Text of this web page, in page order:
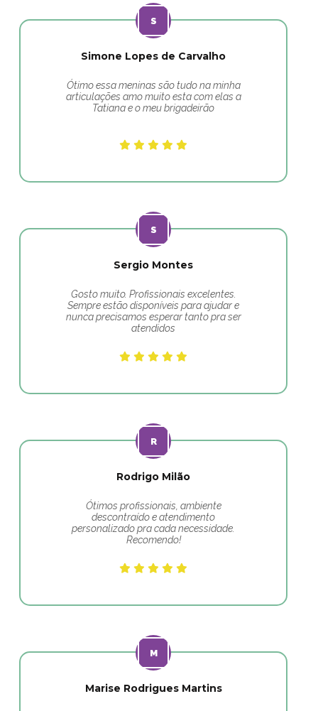
Simone Lopes de Carvalho
Ótimo essa meninas são tudo na minha
articulações amo muito esta com elas a
Tatiana e o meu brigadeirão
Sergio Montes
Gosto muito. Profissionais excelentes.
Sempre estão disponíveis para ajudar e
nunca precisamos esperar tanto pra ser
atendidos
Rodrigo Milão
Ótimos profissionais, ambiente
descontraído e atendimento
personalizado pra cada necessidade.
Recomendo!
Marise Rodrigues Martins